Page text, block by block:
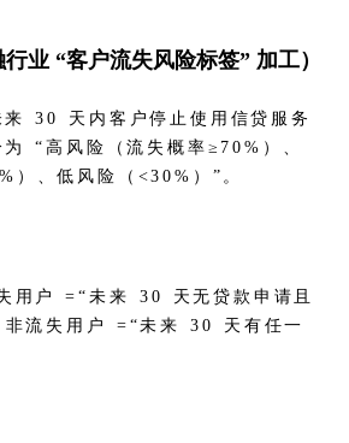
业 “客户流失风险标签” 加工）
来 30 天内客户停止使用信贷服务
“高风险（流失概率≥70%）、
）、低风险（<30%）”。
用户 =“未来 30 天无贷款申请且
非流失用户 =“未来 30 天有任一